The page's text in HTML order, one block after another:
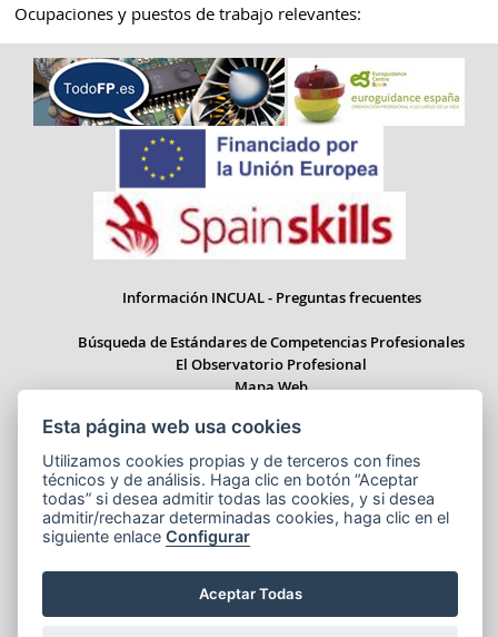
Ocupaciones y puestos de trabajo relevantes:
Información INCUAL - Preguntas frecuentes
Búsqueda de Estándares de Competencias Profesionales
El Observatorio Profesional
Mapa Web
Paseo del Prado 28, 1ª Planta - 28014 Madrid
Correo electrónico: informacion.incual@educacion.gob.es
Accesibilidad
Esta página web usa cookies
Utilizamos cookies propias y de terceros con fines
técnicos y de análisis. Haga clic en botón “Aceptar
todas” si desea admitir todas las cookies, y si desea
admitir/rechazar determinadas cookies, haga clic en el
siguiente enlaceConfigurar
Aceptar Todas